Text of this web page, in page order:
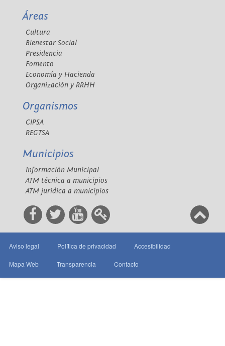
Áreas
Cultura
Bienestar Social
Presidencia
Fomento
Economía y Hacienda
Organización y RRHH
Organismos
CIPSA
REGTSA
Municipios
Información Municipal
ATM técnica a municipios
ATM jurídica a municipios
Aviso legal Política de privacidad Accesibilidad
Mapa Web Transparencia Contacto